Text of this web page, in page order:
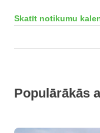
Skatīt notikumu
Populārākās